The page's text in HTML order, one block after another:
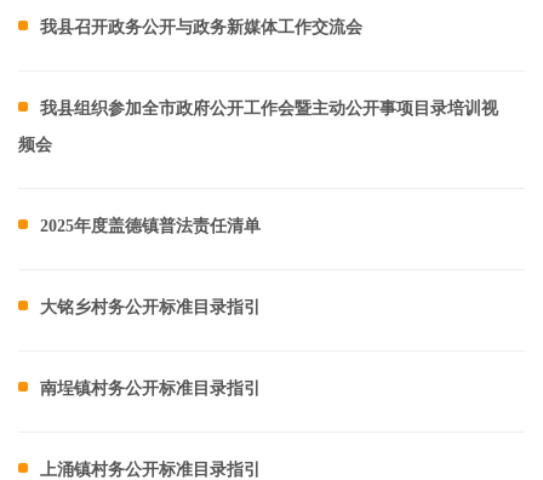
我县召开政务公开与政务新媒体工作交流会
我县组织参加全市政府公开工作会暨主动公开事项目录培训视
频会
2025年度盖德镇普法责任清单
大铭乡村务公开标准目录指引
南埕镇村务公开标准目录指引
上涌镇村务公开标准目录指引